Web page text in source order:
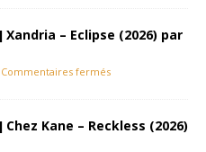
Xandria – Eclipse (2026) par
Commentaires fermés
Kane – Reckless (2026)